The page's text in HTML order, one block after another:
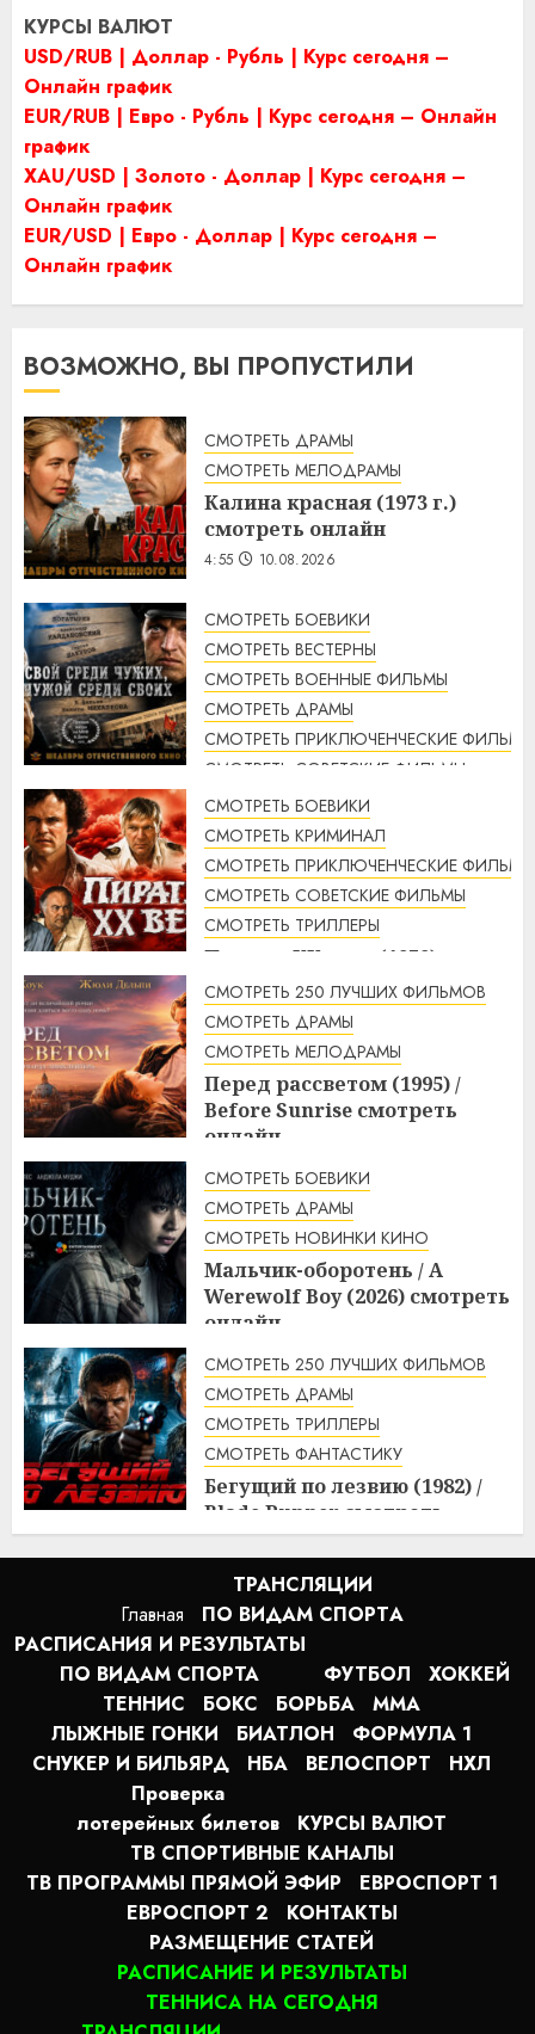
КУРСЫ ВАЛЮТ
USD/RUB | Доллар - Рубль | Курс сегодня –
Онлайн график
EUR/RUB | Евро - Рубль | Курс сегодня – Онлайн
график
XAU/USD | Золото - Доллар | Курс сегодня –
Онлайн график
EUR/USD | Евро - Доллар | Курс сегодня –
Онлайн график
ВОЗМОЖНО, ВЫ ПРОПУСТИЛИ
СМОТРЕТЬ ДРАМЫ
СМОТРЕТЬ МЕЛОДРАМЫ
Калина красная (1973 г.)
смотреть онлайн
4:55 10.08.2026
СМОТРЕТЬ БОЕВИКИ
СМОТРЕТЬ ВЕСТЕРНЫ
СМОТРЕТЬ ВОЕННЫЕ ФИЛЬМЫ
СМОТРЕТЬ ДРАМЫ
СМОТРЕТЬ ПРИКЛЮЧЕНЧЕСКИЕ ФИЛЬМЫ
СМОТРЕТЬ СОВЕТСКИЕ ФИЛЬМЫ
СМОТРЕТЬ ТРИЛЛЕРЫ
Свой среди чужих, чужой
среди своих (1974 г.)
смотреть онлайн
4:33 10.08.2026
СМОТРЕТЬ БОЕВИКИ
СМОТРЕТЬ КРИМИНАЛ
СМОТРЕТЬ ПРИКЛЮЧЕНЧЕСКИЕ ФИЛЬМЫ
СМОТРЕТЬ СОВЕТСКИЕ ФИЛЬМЫ
СМОТРЕТЬ ТРИЛЛЕРЫ
Пираты ХХ века (1979)
смотреть онлайн
3:23 10.08.2026
СМОТРЕТЬ 250 ЛУЧШИХ ФИЛЬМОВ
СМОТРЕТЬ ДРАМЫ
СМОТРЕТЬ МЕЛОДРАМЫ
Перед рассветом (1995) /
Before Sunrise смотреть
онлайн
3:10 10.08.2026
СМОТРЕТЬ БОЕВИКИ
СМОТРЕТЬ ДРАМЫ
СМОТРЕТЬ НОВИНКИ КИНО
Мальчик-оборотень / A
Werewolf Boy (2026) смотреть
онлайн
3:10 10.08.2026
СМОТРЕТЬ 250 ЛУЧШИХ ФИЛЬМОВ
СМОТРЕТЬ ДРАМЫ
СМОТРЕТЬ ТРИЛЛЕРЫ
СМОТРЕТЬ ФАНТАСТИКУ
Бегущий по лезвию (1982) /
Blade Runner смотреть
онлайн
Главная
ТРАНСЛЯЦИИ
ПО ВИДАМ СПОРТA
РАСПИСАНИЯ И РЕЗУЛЬТАТЫ
ПО ВИДАМ СПОРТА
ФУТБОЛ
ХОККЕЙ
ТЕННИС
БОКС БОРЬБА
MMA
ЛЫЖНЫЕ ГОНКИ
БИАТЛОН
ФОРМУЛА 1
СНУКЕР И БИЛЬЯРД
НБА ВЕЛОСПОРТ
НХЛ
Проверка
лотерейных билетов
КУРСЫ ВАЛЮТ
ТВ СПОРТИВНЫЕ КАНАЛЫ
ТВ ПРОГРАММЫ ПРЯМОЙ ЭФИР
ЕВРОСПОРТ 1
ЕВРОСПОРТ 2
КОНТАКТЫ
РАЗМЕЩЕНИЕ СТАТЕЙ
РАСПИСАНИЕ И РЕЗУЛЬТАТЫ
ТЕННИСА НА СЕГОДНЯ